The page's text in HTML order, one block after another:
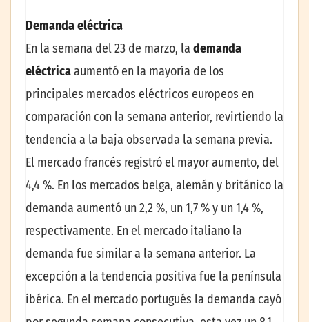
Demanda eléctrica
En la semana del 23 de marzo, la demanda
eléctricaaumentó en la mayoría de los
principales mercados eléctricos europeos en
comparación con la semana anterior, revirtiendo la
tendencia a la baja observada la semana previa.
El mercado francés registró el mayor aumento, del
4,4 %. En los mercados belga, alemán y británico la
demanda aumentó un 2,2 %, un 1,7 % y un 1,4 %,
respectivamente. En el mercado italiano la
demanda fue similar a la semana anterior. La
excepción a la tendencia positiva fue la península
ibérica. En el mercado portugués la demanda cayó